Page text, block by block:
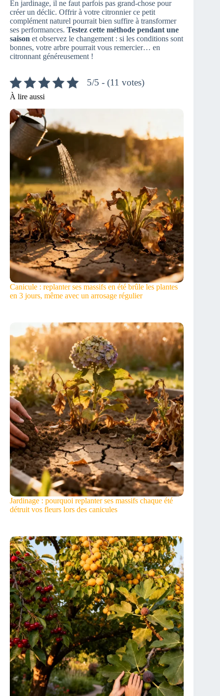
En jardinage, il ne faut parfois pas grand-chose pour
créer un déclic. Offrir à votre citronnier ce petit
complément naturel pourrait bien suffire à transformer
ses performances. Testez cette méthode pendant une
saison et observez le changement : si les conditions sont
bonnes, votre arbre pourrait vous remercier… en
citronnant généreusement !
5/5 - (11 votes)
À lire aussi
Canicule : replanter ses massifs en été brûle les plantes
en 3 jours, même avec un arrosage régulier
Jardinage : pourquoi replanter ses massifs chaque été
détruit vos fleurs lors des canicules